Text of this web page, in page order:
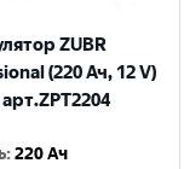
ZUBR
(220 Ач, 12 V)
арт.ZPT2204
:220 Ач